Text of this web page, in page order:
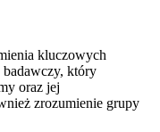
kluczowych
który
oraz jej
zrozumienie grupy